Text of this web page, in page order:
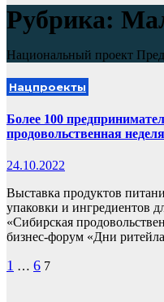
Рубрика:
Национальный проект
Нацпроекты
Более 100
продовольственная неделя
24.10.2022
Выставка продуктов
упаковки и ингредиентов
«Сибирская
бизнес-форум «Дни
Пагинация
1 … 6 7